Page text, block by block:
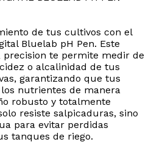
de tus cultivos con el
Bluelab pH Pen. Este
precision te permite medir de
o alcalinidad de tus
garantizando que tus
nutrientes de manera
robusto y totalmente
resiste salpicaduras, sino
para evitar perdidas
tanques de riego.